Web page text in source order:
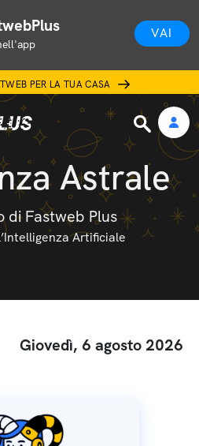
VAI
PER LA TUA CASA
Astrale
di Fastweb Plus
Artificiale
Giovedì, 6 agosto 2026